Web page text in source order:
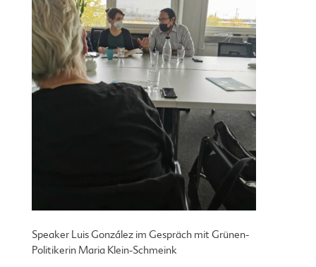
Speaker Luis González im Gespräch mit Grünen-
Politikerin Maria Klein-Schmeink